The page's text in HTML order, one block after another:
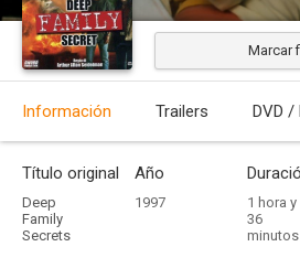
Marcar
Información Trailers DVD /
Título original
Deep
Family
Secrets
Año
1997
1 hora y
36
minutos